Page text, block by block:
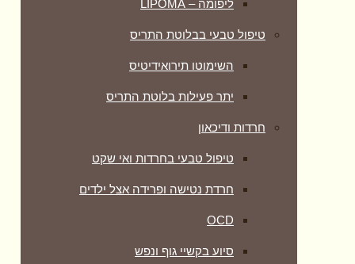
ליפומה – LIPOMA
טיפול טבעי בבלוטת התריס
השימוטו תירואידיטיס
יתר פעילות בלוטת התריס
חרדות ודיכאון
טיפול טבעי בחרדות ואי שקט
חרדת נטישה ופרידה אצל ילדים
OCD
סיוע בקשיי גוף ונפש